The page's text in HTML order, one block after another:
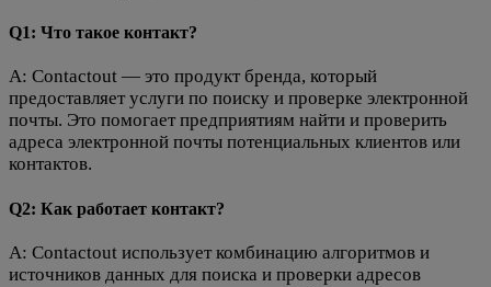
Q1: Что такое контакт?
A: Contactout — это продукт бренда, который
предоставляет услуги по поиску и проверке электронной
почты. Это помогает предприятиям найти и проверить
адреса электронной почты потенциальных клиентов или
контактов.
Q2: Как работает контакт?
A: Contactout использует комбинацию алгоритмов и
источников данных для поиска и проверки адресов